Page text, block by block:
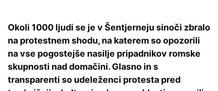
Okoli 1000 ljudi se je v Šentjerneju sinoči zbralo
na protestnem shodu, na katerem so opozorili
na vse pogostejše nasilje pripadnikov romske
skupnosti nad domačini. Glasno in s
transparenti so udeleženci protesta pred